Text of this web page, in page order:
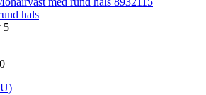
hals
5